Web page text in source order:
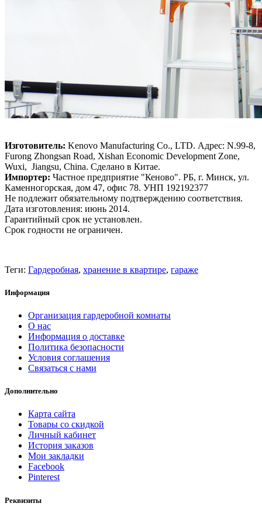
Изготовитель: Kenovo Manufacturing Co., LTD. Адрес: N.99-8,
Furong Zhongsan Road, Xishan Economic Development Zone,
Wuxi, Jiangsu, China. Сделано в Китае.
Импортер: Частное предприятие "Кеново". РБ, г. Минск, ул.
Каменногорская, дом 47, офис 78. УНП 192192377
Не подлежит обязательному подтверждению соответствия.
Дата изготовления: июнь 2014.
Гарантийный срок не установлен.
Срок годности не ограничен.
Теги: Гардеробная, хранение в квартире, гараже
Информация
Организация гардеробной комнаты
О нас
Информация о доставке
Политика безопасности
Условия соглашения
Связаться с нами
Дополнительно
Карта сайта
Товары со скидкой
Личный кабинет
История заказов
Мои закладки
Facebook
Pinterest
Реквизиты